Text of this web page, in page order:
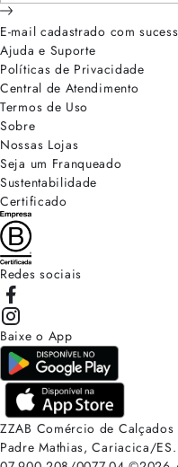
E-mail cadastrado com
Ajuda e Suporte
Políticas de Privacidade
Central de Atendimento
Termos de Uso
Sobre
Nossas Lojas
Seja um Franqueado
Sustentabilidade
Certificado
Redes sociais
Baixe o App
ZZAB Comércio de
Padre Mathias, Cariacica/